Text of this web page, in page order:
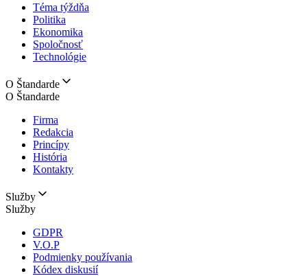
Téma týždňa
Politika
Ekonomika
Spoločnosť
Technológie
O Štandarde
O Štandarde
Firma
Redakcia
Princípy
História
Kontakty
Služby
Služby
GDPR
V.O.P
Podmienky používania
Kódex diskusií